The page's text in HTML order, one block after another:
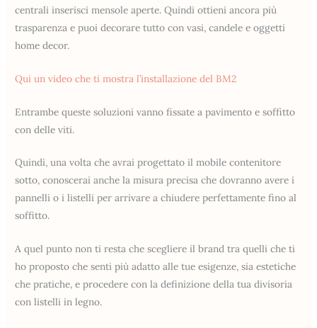
centrali inserisci mensole aperte. Quindi ottieni ancora più
trasparenza e puoi decorare tutto con vasi, candele e oggetti
home decor.
Qui un video che ti mostra l’installazione del BM2
Entrambe queste soluzioni vanno fissate a pavimento e soffitto
con delle viti.
Quindi, una volta che avrai progettato il mobile contenitore
sotto, conoscerai anche la misura precisa che dovranno avere i
pannelli o i listelli per arrivare a chiudere perfettamente fino al
soffitto.
A quel punto non ti resta che scegliere il brand tra quelli che ti
ho proposto che senti più adatto alle tue esigenze, sia estetiche
che pratiche, e procedere con la definizione della tua divisoria
con listelli in legno.